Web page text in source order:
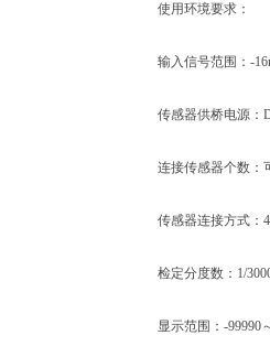
使用环境要求：
输入信号范围：-
传感器供桥电源：
连接传感器个数：
传感器连接方式：4
检定分度数：1/
显示范围：-99990